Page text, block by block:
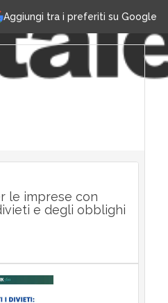
Aggiungi tra i preferiti su Google
le imprese con
e degli obblighi